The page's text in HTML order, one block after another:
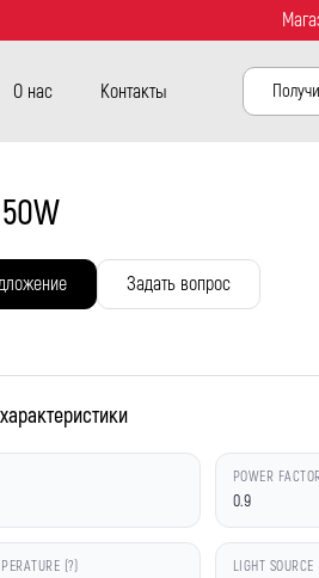
О нас Контакты
Задать вопрос
POWER
0.9
(?) LIGHT SOURCE